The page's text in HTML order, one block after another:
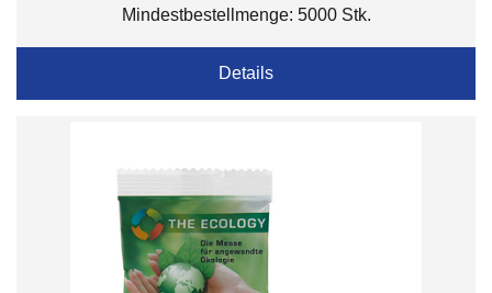
Mindestbestellmenge: 5000 Stk.
Details